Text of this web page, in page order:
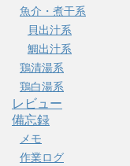
魚介・煮干系
貝出汁系
鯛出汁系
鶏清湯系
鶏白湯系
レビュー
備忘録
メモ
作業ログ